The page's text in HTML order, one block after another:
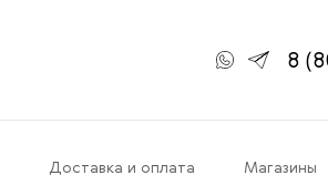
8
Доставка и оплата Магазины